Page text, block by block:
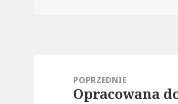
POPRZEDNIE
Poprzedni
Opracowana